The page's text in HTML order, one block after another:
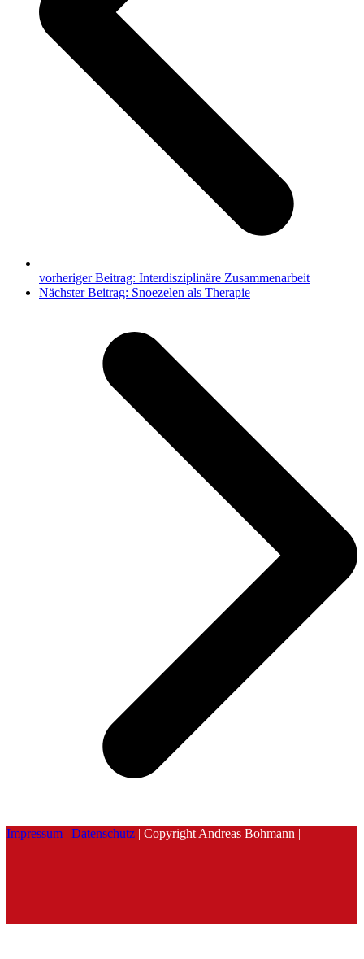
vorheriger Beitrag: Interdisziplinäre Zusammenarbeit
Nächster Beitrag: Snoezelen als Therapie
Impressum | Datenschutz | Copyright Andreas Bohmann |